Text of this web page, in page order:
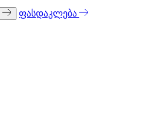
ფასდაკლება